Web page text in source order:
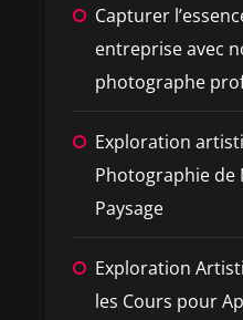
Capturer
entreprise avec
photographe
Exploration
Photographie de
Paysage
Exploration
les Cours pour